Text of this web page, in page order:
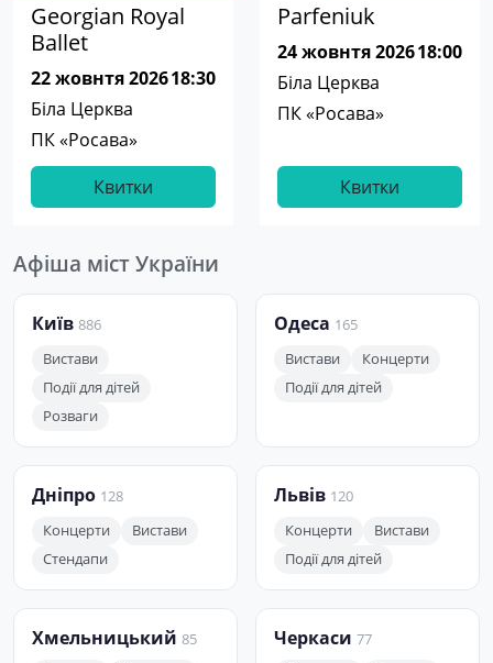
Georgian Royal
Ballet
22 жовнтя 202618:30
Біла Церква
ПК «Росава»
Квитки
Parfeniuk
24 жовнтя 202618:00
Біла Церква
ПК «Росава»
Квитки
Афіша міст України
Київ 886
Вистави
Події для дітей
Розваги
Одеса 165
Вистави
Концерти
Події для дітей
Дніпро 128
Концерти
Вистави
Стендапи
Львів 120
Концерти
Вистави
Події для дітей
Хмельницький 85
Черкаси 77